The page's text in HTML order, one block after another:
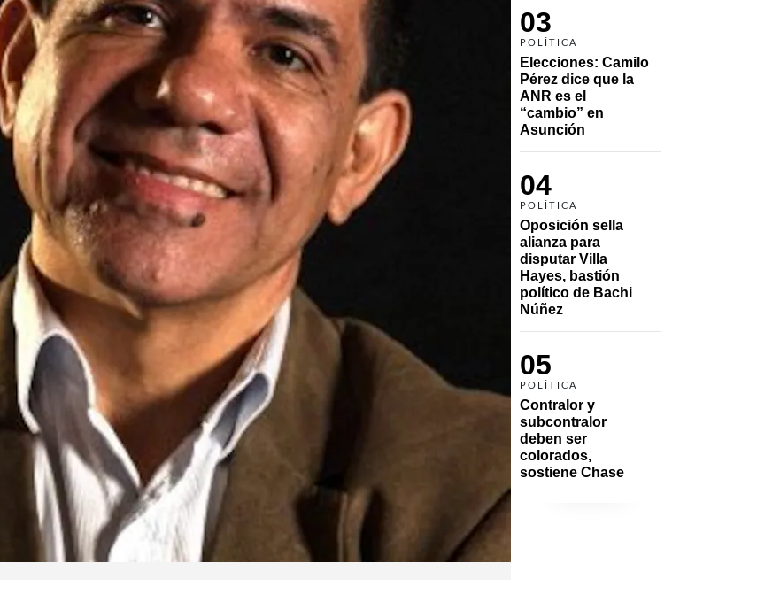
03
POLÍTICA
Elecciones: Camilo
Pérez dice que la
ANR es el
“cambio” en
Asunción
04
POLÍTICA
Oposición sella
alianza para
disputar Villa
Hayes, bastión
político de Bachi
Núñez
05
POLÍTICA
Contralor y
subcontralor
deben ser
colorados,
sostiene Chase